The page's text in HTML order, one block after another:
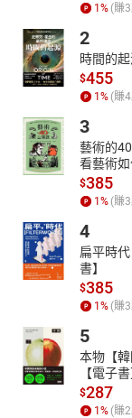
1 % (賺3
2
時間的
$455
1 % (賺4
3
藝術的
看藝術
$385
1 % (賺3
4
扁平時
書】
$385
1 % (賺3
5
本物【
【電子書
$287
1 % (賺2